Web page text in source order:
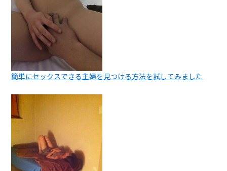
簡単にセックスできる主婦を見つける方法を試してみました